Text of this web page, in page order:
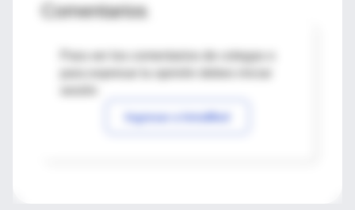
Comentarios
Para ver los comentarios de colegas o
Ingresar a IntraMed